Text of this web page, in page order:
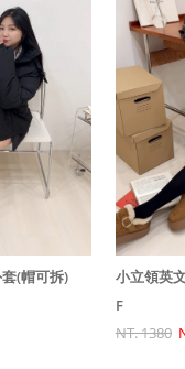
(帽可拆)
小立領英
F
NT. 1380